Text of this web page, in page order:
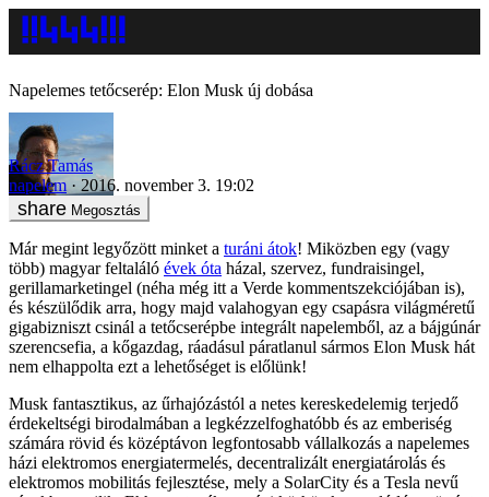
Napelemes tetőcserép: Elon Musk új dobása
Rácz Tamás
napelem
2016. november 3. 19:02
Megosztás
Már megint legyőzött minket a turáni átok! Miközben egy (vagy
több) magyar feltaláló évek óta házal, szervez, fundraisingel,
gerillamarketingel (néha még itt a Verde kommentszekciójában is),
és készülődik arra, hogy majd valahogyan egy csapásra világméretű
gigabizniszt csinál a tetőcserépbe integrált napelemből, az a bájgúnár
szerencsefia, a kőgazdag, ráadásul páratlanul sármos Elon Musk hát
nem elhappolta ezt a lehetőséget is előlünk!
Musk fantasztikus, az űrhajózástól a netes kereskedelemig terjedő
érdekeltségi birodalmában a legkézzelfoghatóbb és az emberiség
számára rövid és középtávon legfontosabb vállalkozás a napelemes
házi elektromos energiatermelés, decentralizált energiatárolás és
elektromos mobilitás fejlesztése, mely a SolarCity és a Tesla nevű